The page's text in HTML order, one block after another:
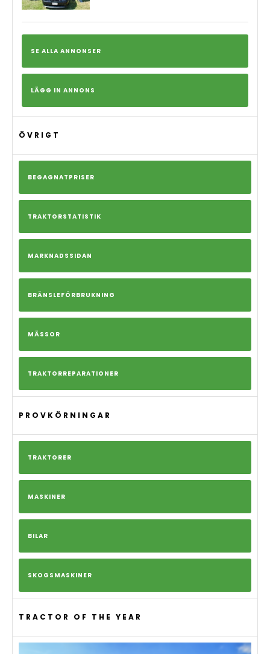
SE ALLA ANNONSER
LÄGG IN ANNONS
ÖVRIGT
BEGAGNATPRISER
TRAKTORSTATISTIK
MARKNADSSIDAN
BRÄNSLEFÖRBRUKNING
MÄSSOR
TRAKTORREPARATIONER
PROVKÖRNINGAR
TRAKTORER
MASKINER
BILAR
SKOGSMASKINER
TRACTOR OF THE YEAR